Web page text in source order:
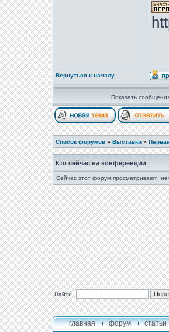
Вернуться к началу
Показать
Список форумов » Выставки »
Кто сейчас на конференции
Сейчас этот форум просматривают:
Найти:
главная форум статьи